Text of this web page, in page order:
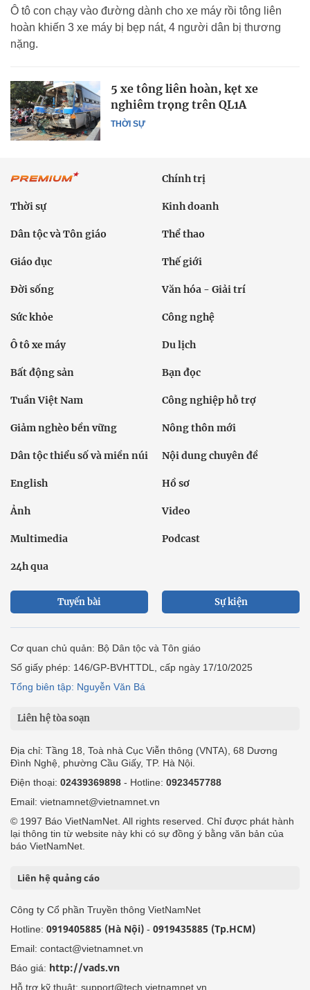
Ô tô con chạy vào đường dành cho xe máy rồi tông liên
hoàn khiến 3 xe máy bị bẹp nát, 4 người dân bị thương
nặng.
THỜI SỰ
5 xe tông liên hoàn, kẹt xe
nghiêm trọng trên QL1A
Chính trị
Thời sự Kinh doanh
Dân tộc và Tôn giáo Thể thao
Giáo dục Thế giới
Đời sống Văn hóa - Giải trí
Sức khỏe Công nghệ
Ô tô xe máy Du lịch
Bất động sản Bạn đọc
Tuần Việt Nam Công nghiệp hỗ trợ
Giảm nghèo bền vững Nông thôn mới
Dân tộc thiểu số và miền núi Nội dung chuyên đề
English Hồ sơ
Ảnh Video
Multimedia Podcast
24h qua
Tuyến bài Sự kiện
Cơ quan chủ quản: Bộ Dân tộc và Tôn giáo
Số giấy phép: 146/GP-BVHTTDL, cấp ngày 17/10/2025
Tổng biên tập: Nguyễn Văn Bá
Liên hệ tòa soạn
Địa chỉ: Tầng 18, Toà nhà Cục Viễn thông (VNTA), 68 Dương
Đình Nghệ, phường Cầu Giấy, TP. Hà Nội.
Điện thoại: 02439369898 - Hotline: 0923457788
Email: vietnamnet@vietnamnet.vn
© 1997 Báo VietNamNet. All rights reserved. Chỉ được phát hành
lại thông tin từ website này khi có sự đồng ý bằng văn bản của
báo VietNamNet.
Liên hệ quảng cáo
Công ty Cổ phần Truyền thông VietNamNet
Hotline: 0919405885 (Hà Nội) - 0919435885 (Tp.HCM)
Email: contact@vietnamnet.vn
Báo giá: http://vads.vn
Hỗ trợ kỹ thuật: support@tech.vietnamnet.vn